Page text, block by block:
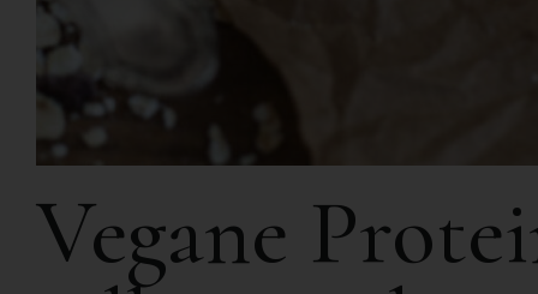
Vegane